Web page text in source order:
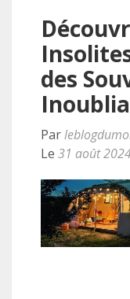
des
Par
Le 31 août